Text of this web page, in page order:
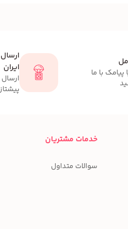
پیامک با ما
ایران
پیشتاز
خدمات مشتریان
سوالات متداول